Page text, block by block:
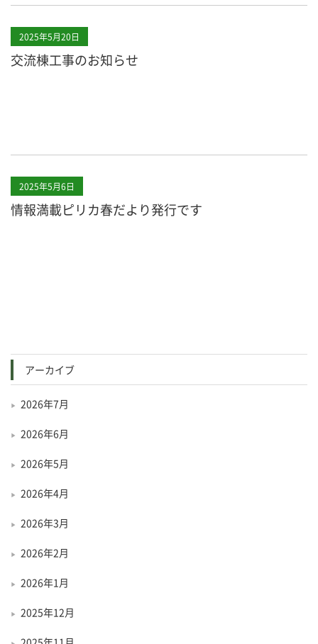
2025年5月20日
交流棟工事のお知らせ
2025年5月6日
情報満載ピリカ春だより発行です
アーカイブ
2026年7月
2026年6月
2026年5月
2026年4月
2026年3月
2026年2月
2026年1月
2025年12月